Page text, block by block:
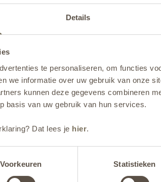
Details
te personaliseren, om functies
we informatie over uw gebruik van onze
kunnen deze gegevens combineren
basis van uw gebruik van hun services.
Dat lees je hier.
Voorkeuren Statistieken